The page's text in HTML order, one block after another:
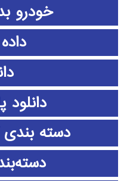
خودرو
دانلود
دسته بندی